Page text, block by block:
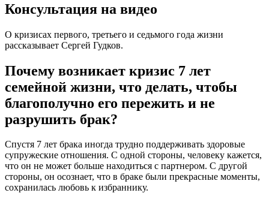
Консультация на видео
О кризисах первого, третьего и седьмого года жизни
рассказывает Сергей Гудков.
Почему возникает кризис 7 лет
семейной жизни, что делать, чтобы
благополучно его пережить и не
разрушить брак?
Спустя 7 лет брака иногда трудно поддерживать здоровые
супружеские отношения. С одной стороны, человеку кажется,
что он не может больше находиться с партнером. С другой
стороны, он осознает, что в браке были прекрасные моменты,
сохранилась любовь к избраннику.